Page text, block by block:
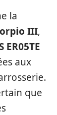
la
III,
ER05TE
aux
que